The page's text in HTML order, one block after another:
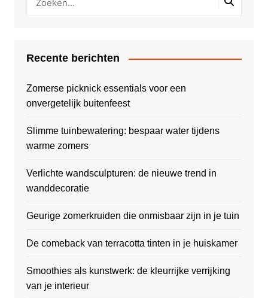
Recente berichten
Zomerse picknick essentials voor een
onvergetelijk buitenfeest
Slimme tuinbewatering: bespaar water tijdens
warme zomers
Verlichte wandsculpturen: de nieuwe trend in
wanddecoratie
Geurige zomerkruiden die onmisbaar zijn in je tuin
De comeback van terracotta tinten in je huiskamer
Smoothies als kunstwerk: de kleurrijke verrijking
van je interieur